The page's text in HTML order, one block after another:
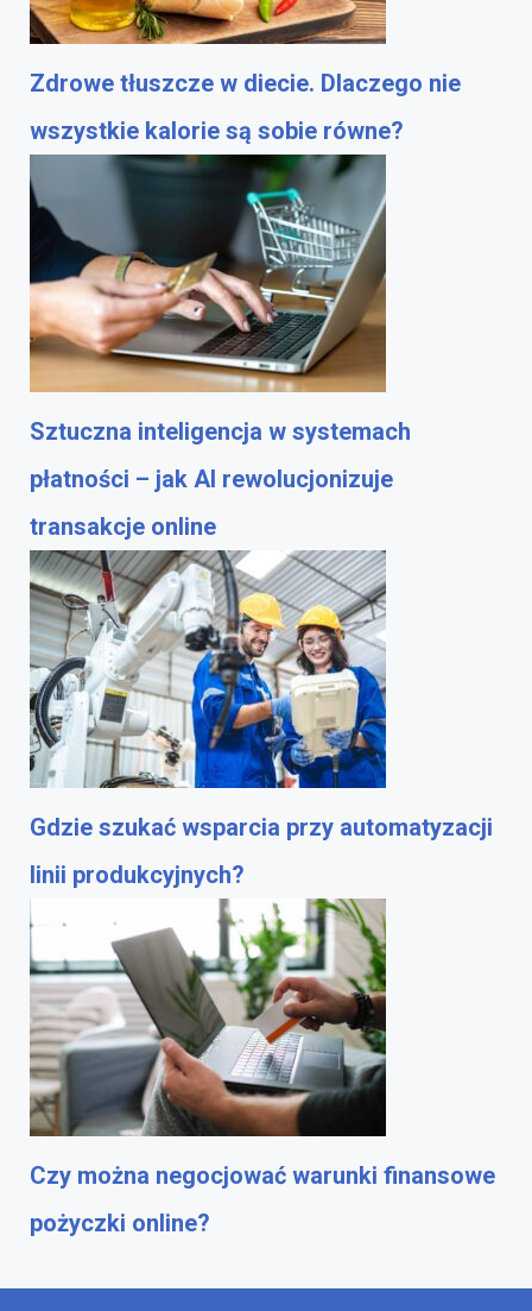
Zdrowe tłuszcze w diecie. Dlaczego nie
wszystkie kalorie są sobie równe?
Sztuczna inteligencja w systemach
płatności – jak AI rewolucjonizuje
transakcje online
Gdzie szukać wsparcia przy automatyzacji
linii produkcyjnych?
Czy można negocjować warunki finansowe
pożyczki online?